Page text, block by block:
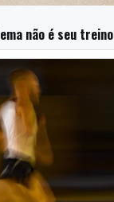
não é seu treino